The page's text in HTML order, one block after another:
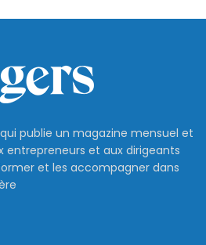
publie un magazine mensuel et
entrepreneurs et aux dirigeants
et les accompagner dans